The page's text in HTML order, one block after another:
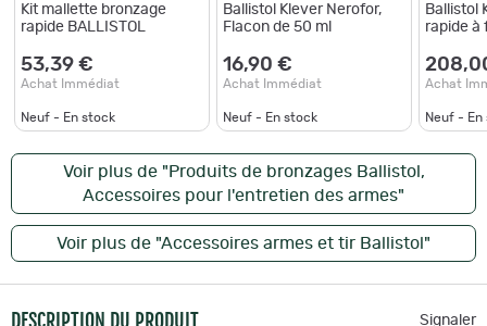
Kit mallette bronzage
rapide BALLISTOL
53,39 €
Achat Immédiat
Neuf - En stock
Ballistol Klever Nerofor,
Flacon de 50 ml
16,90 €
Achat Immédiat
Neuf - En stock
Ballistol
rapide à
Achat
Neuf - En
Voir plus de "Produits de bronzages Ballistol,
Accessoires pour l'entretien des armes"
Voir plus de "Accessoires armes et tir Ballistol"
DESCRIPTION DU PRODUIT Signaler